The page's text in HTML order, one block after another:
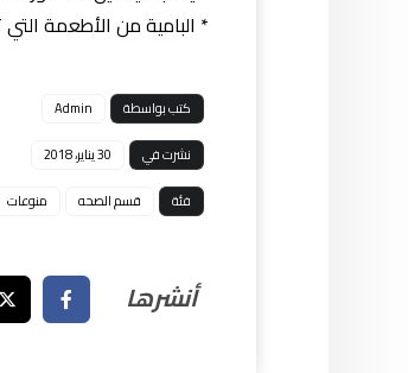
* البامية من الأطعمة
كتب بواسطة
Admin
نشرت في
30 يناير، 2018
فئة
قسم الصحه منوعات